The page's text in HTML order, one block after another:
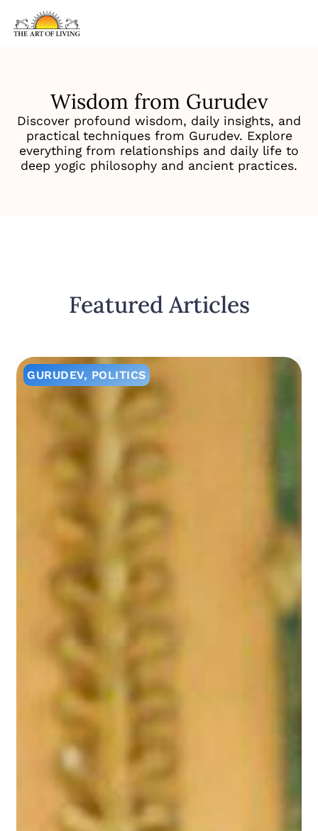
Wisdom from Gurudev
Discover profound wisdom, daily insights, and
practical techniques from Gurudev. Explore
everything from relationships and daily life to
deep yogic philosophy and ancient practices.
Featured Articles
GURUDEV, POLITICS